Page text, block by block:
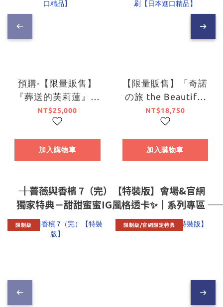
預購-【限量販售】
『葬送的芙莉蓮』浮
世繪木版畫 葬送的美
人圖 芙莉蓮 初版首刷
【日本進口精品】
NT$25,000
加入購物車
【限量販售】「奇諾
の旅 the Beautiful
World」浮世繪木版
畫 回眸手槍美少女圖
奇諾 初版首刷【日本
進口精品】
NT$18,750
加入購物車
―― ┃薔薇與香檳 7（完）【特裝版】會場&官網
獨家特典－甜甜蜜蜜IG風格透卡✨┃系列專區 ――
限制級 限制級/官網限定特典